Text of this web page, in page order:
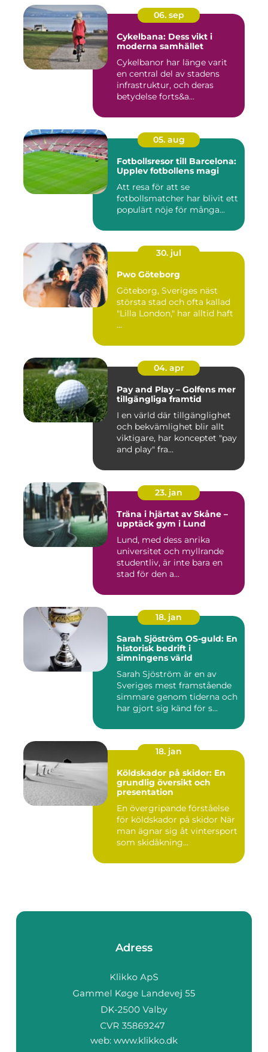
06. sep
Cykelbana: Dess vikt i
moderna samhället
Cykelbanor har länge varit
en central del av stadens
infrastruktur, och deras
betydelse forts&a...
05. aug
Fotbollsresor till Barcelona:
Upplev fotbollens magi
Att resa för att se
fotbollsmatcher har blivit ett
populärt nöje för många...
30. jul
Pwo Göteborg
Göteborg, Sveriges näst
största stad och ofta kallad
"Lilla London," har alltid haft
...
04. apr
Pay and Play – Golfens mer
tillgängliga framtid
I en värld där tillgänglighet
och bekvämlighet blir allt
viktigare, har konceptet "pay
and play" fra...
23. jan
Träna i hjärtat av Skåne –
upptäck gym i Lund
Lund, med dess anrika
universitet och myllrande
studentliv, är inte bara en
stad för den a...
18. jan
Sarah Sjöström OS-guld: En
historisk bedrift i
simningens värld
Sarah Sjöström är en av
Sveriges mest framstående
simmare genom tiderna och
har gjort sig känd för s...
18. jan
Köldskador på skidor: En
grundlig översikt och
presentation
En övergripande förståelse
för köldskador på skidor När
man ägnar sig åt vintersport
som skidåkning...
Adress
web: www.klikko.dk